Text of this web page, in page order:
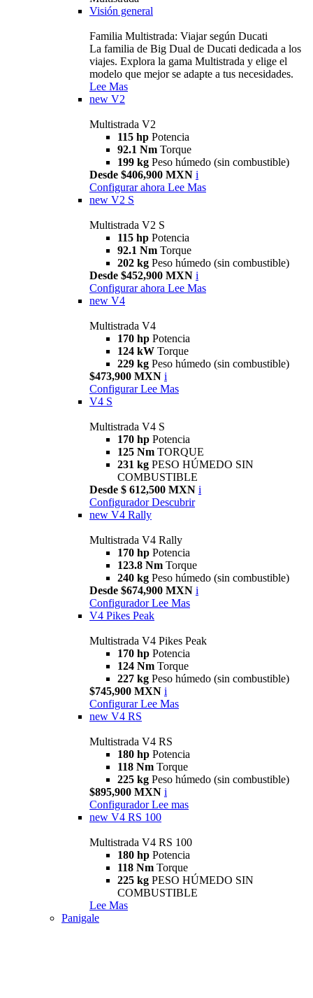
Visión general
Familia Multistrada: Viajar según Ducati
La familia de Big Dual de Ducati dedicada a los
viajes. Explora la gama Multistrada y elige el
modelo que mejor se adapte a tus necesidades.
Lee Mas
new V2
Multistrada V2
115 hp Potencia
92.1 Nm Torque
199 kg Peso húmedo (sin combustible)
Desde $406,900 MXN i
Configurar ahora Lee Mas
new V2 S
Multistrada V2 S
115 hp Potencia
92.1 Nm Torque
202 kg Peso húmedo (sin combustible)
Desde $452,900 MXN i
Configurar ahora Lee Mas
new V4
Multistrada V4
170 hp Potencia
124 kW Torque
229 kg Peso húmedo (sin combustible)
$473,900 MXN i
Configurar Lee Mas
V4 S
Multistrada V4 S
170 hp Potencia
125 Nm TORQUE
231 kg PESO HÚMEDO SIN
COMBUSTIBLE
Desde $ 612,500 MXN i
Configurador Descubrir
new V4 Rally
Multistrada V4 Rally
170 hp Potencia
123.8 Nm Torque
240 kg Peso húmedo (sin combustible)
Desde $674,900 MXN i
Configurador Lee Mas
V4 Pikes Peak
Multistrada V4 Pikes Peak
170 hp Potencia
124 Nm Torque
227 kg Peso húmedo (sin combustible)
$745,900 MXN i
Configurar Lee Mas
new V4 RS
Multistrada V4 RS
180 hp Potencia
118 Nm Torque
225 kg Peso húmedo (sin combustible)
$895,900 MXN i
Configurador Lee mas
new V4 RS 100
Multistrada V4 RS 100
180 hp Potencia
118 Nm Torque
225 kg PESO HÚMEDO SIN
COMBUSTIBLE
Lee Mas
Panigale